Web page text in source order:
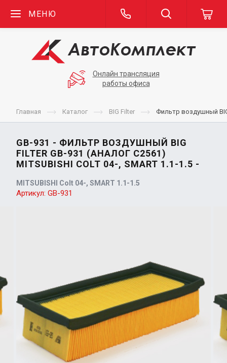
МЕНЮ
Онлайн трансляция
работы офиса
Главная Каталог BIG Filter Фильтр воздушный BIG
GB-931 - ФИЛЬТР ВОЗДУШНЫЙ BIG
FILTER GB-931 (АНАЛОГ C2561)
MITSUBISHI COLT 04-, SMART 1.1-1.5 -
MITSUBISHI Colt 04-, SMART 1.1-1.5
Артикул: GB-931